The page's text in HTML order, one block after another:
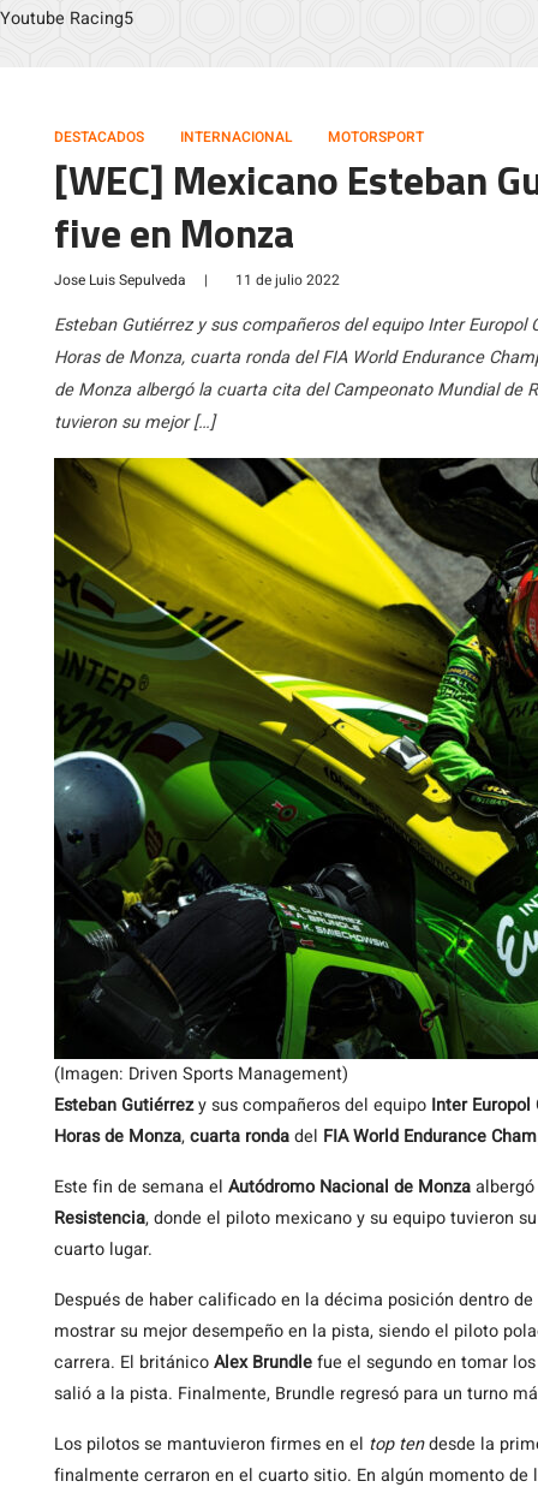
Youtube Racing5
DESTACADOS INTERNACIONAL MOTORSPORT
[WEC] Mexicano Esteban
five en Monza
Jose Luis Sepulveda | 11 de julio 2022
Esteban Gutiérrez y sus compañeros del equipo Inter
Horas de Monza, cuarta ronda del FIA World Endurance
de Monza albergó la cuarta cita del Campeonato Mundial de
tuvieron su mejor […]
(Imagen: Driven Sports Management)
Esteban Gutiérrezy sus compañeros del equipo Inter
Horas de Monza,cuarta rondadel FIA World Endurance
Este fin de semana el Autódromo Nacional de Monza
Resistencia, donde el piloto mexicano y su equipo tuvieron
cuarto lugar.
Después de haber calificado en la décima posición dentro
mostrar su mejor desempeño en la pista, siendo el piloto
carrera. El británicoAlex Brundlefue el segundo en tomar
salió a la pista. Finalmente, Brundle regresó para un turno
Los pilotos se mantuvieron firmes en el top tendesde la
finalmente cerraron en el cuarto sitio. En algún momento